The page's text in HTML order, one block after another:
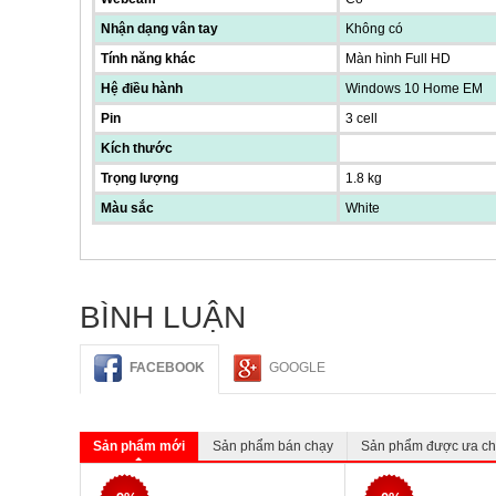
Nhận dạng vân tay
Không có
Tính năng khác
Màn hình Full HD
Hệ điều hành
Windows 10 Home EM
Pin
3 cell
Kích thước
Trọng lượng
1.8 kg
Màu sắc
White
BÌNH LUẬN
FACEBOOK GOOGLE
Sản phẩm mới Sản phẩm bán chạy Sản phẩm được ưa